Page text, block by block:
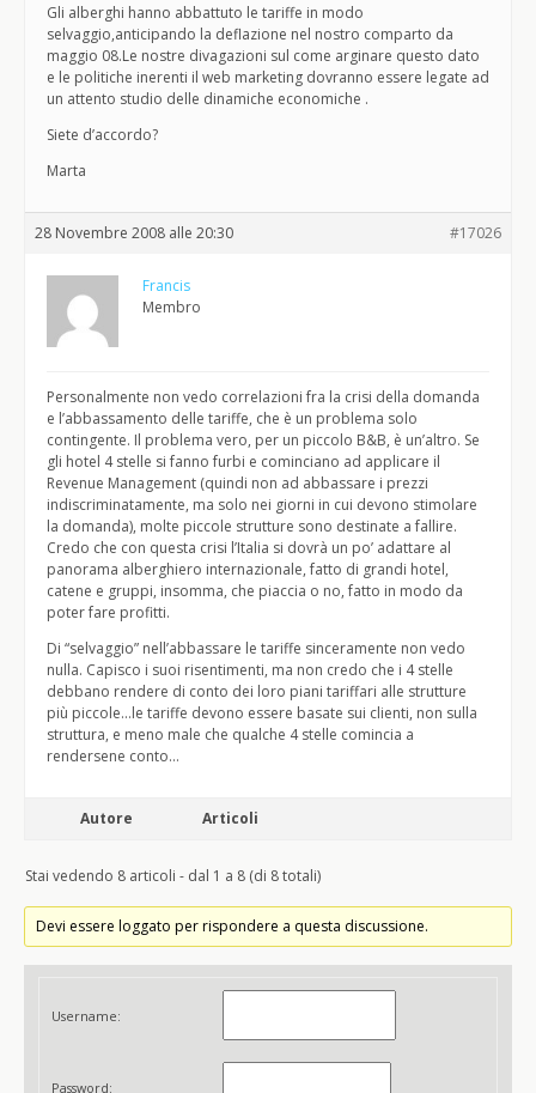
Gli alberghi hanno abbattuto le tariffe in modo
selvaggio,anticipando la deflazione nel nostro comparto da
maggio 08.Le nostre divagazioni sul come arginare questo dato
e le politiche inerenti il web marketing dovranno essere legate ad
un attento studio delle dinamiche economiche .
Siete d’accordo?
Marta
28 Novembre 2008 alle 20:30 #17026
Francis
Membro
Personalmente non vedo correlazioni fra la crisi della domanda
e l’abbassamento delle tariffe, che è un problema solo
contingente. Il problema vero, per un piccolo B&B, è un’altro. Se
gli hotel 4 stelle si fanno furbi e cominciano ad applicare il
Revenue Management (quindi non ad abbassare i prezzi
indiscriminatamente, ma solo nei giorni in cui devono stimolare
la domanda), molte piccole strutture sono destinate a fallire.
Credo che con questa crisi l’Italia si dovrà un po’ adattare al
panorama alberghiero internazionale, fatto di grandi hotel,
catene e gruppi, insomma, che piaccia o no, fatto in modo da
poter fare profitti.
Di “selvaggio” nell’abbassare le tariffe sinceramente non vedo
nulla. Capisco i suoi risentimenti, ma non credo che i 4 stelle
debbano rendere di conto dei loro piani tariffari alle strutture
più piccole…le tariffe devono essere basate sui clienti, non sulla
struttura, e meno male che qualche 4 stelle comincia a
rendersene conto…
Autore Articoli
Stai vedendo 8 articoli - dal 1 a 8 (di 8 totali)
Devi essere loggato per rispondere a questa discussione.
Username:
Password: